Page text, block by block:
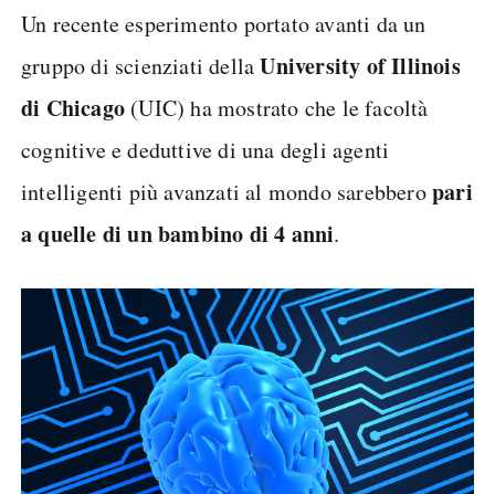
Un recente esperimento portato avanti da un
gruppo di scienziati dellaUniversity of Illinois
di Chicago (UIC) ha mostrato che le facoltà
cognitive e deduttive di una degli agenti
intelligenti più avanzati al mondo sarebberopari
a quelle di un bambino di 4 anni.